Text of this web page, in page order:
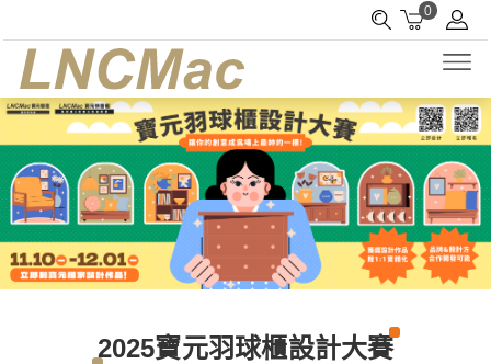
0
2025寶元羽球櫃設計大賽